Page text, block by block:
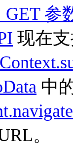
GET 参
现在
中
。